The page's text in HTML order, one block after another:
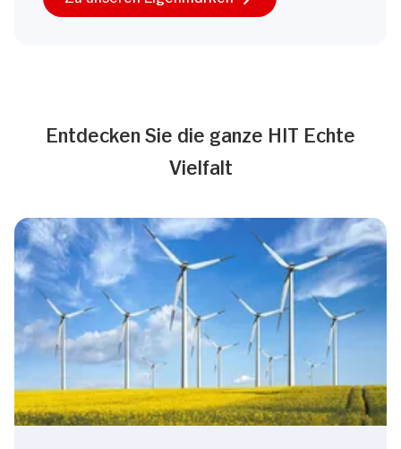
Entdecken Sie die ganze HIT Echte
Vielfalt